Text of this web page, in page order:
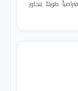
طويلاً يتجاوز